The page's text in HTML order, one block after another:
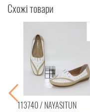
Схожі товари
113740 NAYASITUN